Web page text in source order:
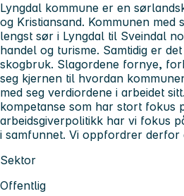
Lyngdal kommune er en
og Kristiansand. Kommunen
lengst sør i Lyngdal til Sveindal
handel og turisme. Samtidig er
skogbruk. Slagordene fornye,
seg kjernen til hvordan
med seg verdiordene i arbeidet
kompetanse som har stort fokus
arbeidsgiverpolitikk har vi fokus
i samfunnet. Vi oppfordrer derfor
Sektor
Offentlig